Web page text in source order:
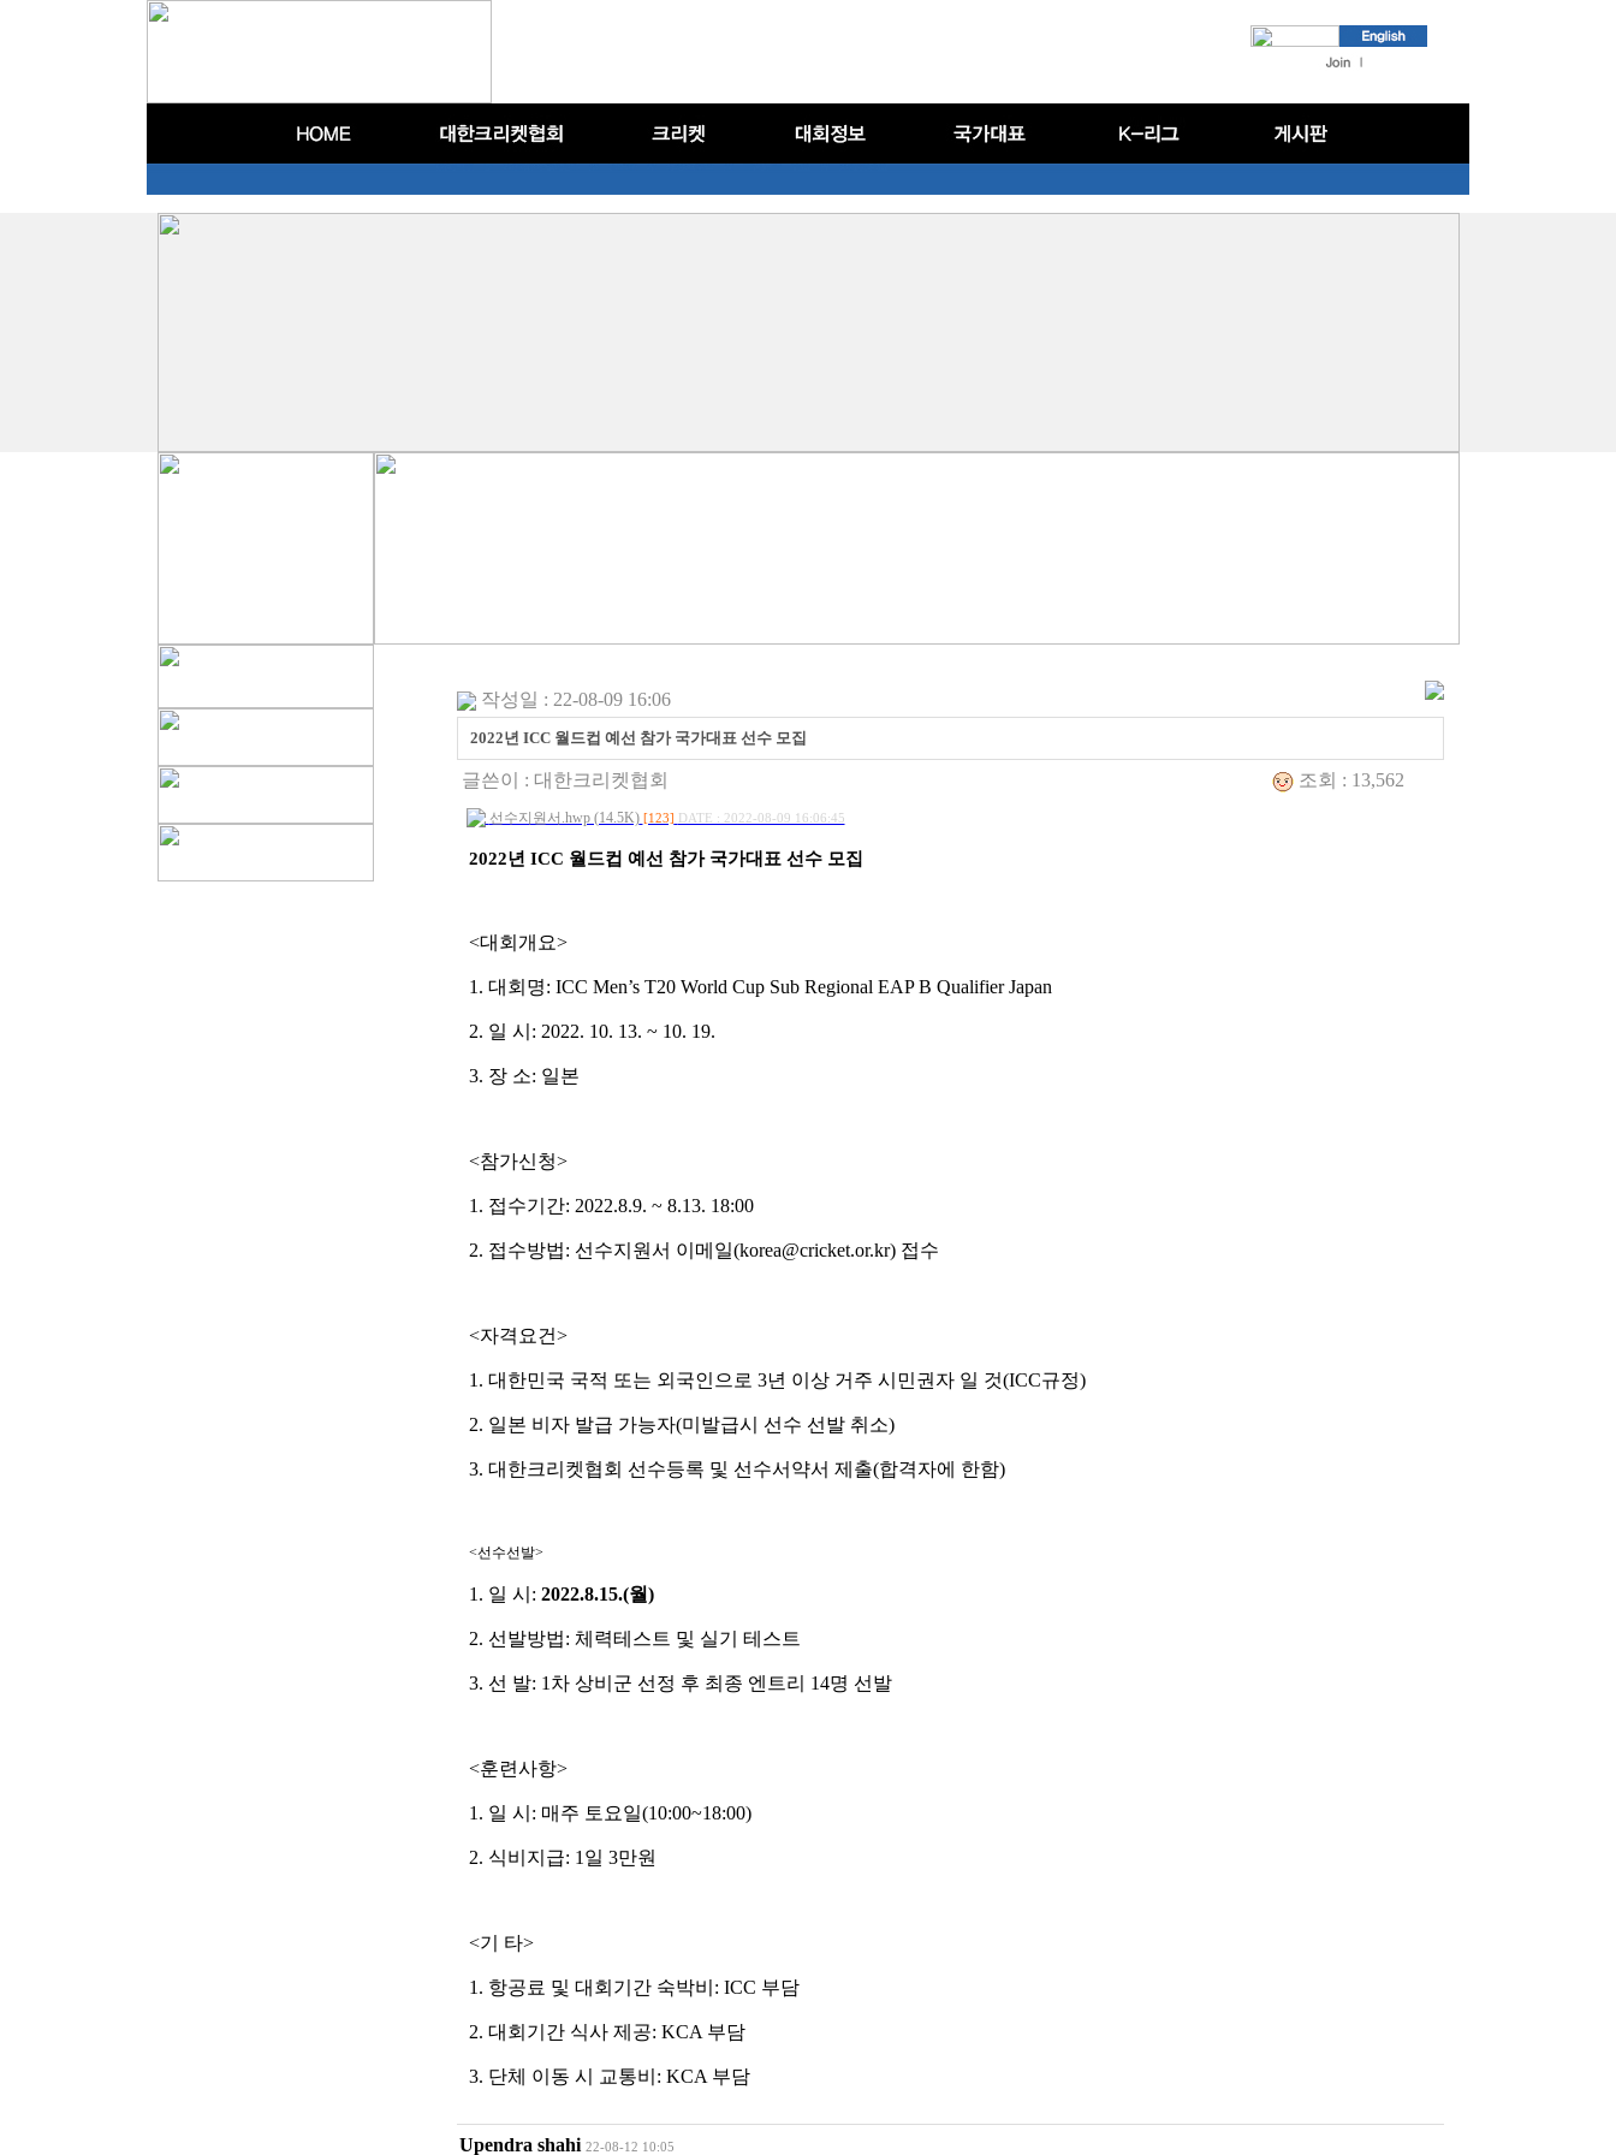
작성일 : 22-08-09 16:06
2022년 ICC 월드컵 예선 참가 국가대표 선수 모집
글쓴이 : 대한크리켓협회 조회 : 13,562
선수지원서.hwp (14.5K) [123] DATE : 2022-08-09 16:06:45
2022년 ICC 월드컵 예선 참가 국가대표 선수 모집
<대회개요>
1. 대회명: ICC Men’s T20 World Cup Sub Regional EAP B Qualifier Japan
2. 일 시 : 2022. 10. 13. ~ 10. 19.
3. 장 소: 일본
<참가신청>
1. 접수기간: 2022.8.9. ~ 8.13. 18:00
2. 접수방법: 선수지원서 이메일(korea@cricket.or.kr) 접수
<자격요건>
1. 대한민국 국적 또는 외국인으로 3년 이상 거주 시민권자 일 것(ICC규정)
2. 일본 비자 발급 가능자(미발급시 선수 선발 취소)
3. 대한크리켓협회 선수등록 및 선수서약서 제출(합격자에 한함)
<선수선발>
1. 일 시 : 2022.8.15.(월)
2. 선발방법: 체력테스트 및 실기 테스트
3. 선 발: 1 차 상비군 선정 후 최종 엔트리 14명 선발
<훈련사항>
1. 일 시 : 매주 토요일(10:00~18:00)
2. 식비지급: 1 일 3만원
<기 타>
1. 항공료 및 대회기간 숙박비 : ICC 부담
2. 대회기간 식사 제공: KCA 부담
3. 단체 이동 시 교통비 : KCA 부담
Upendra shahi 22-08-12 10:05